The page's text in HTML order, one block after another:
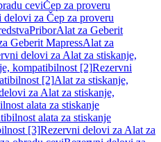
ceviČep za proveru
delovi za Čep za proveru
PriborAlat za Geberit
Geberit MapressAlat za
delovi za Alat za stiskanje,
kompatibilnost [2]Rezervni
[2]Alat za stiskanje,
za Alat za stiskanje,
alata za stiskanje
alata za stiskanje
[3]Rezervni delovi za Alat za